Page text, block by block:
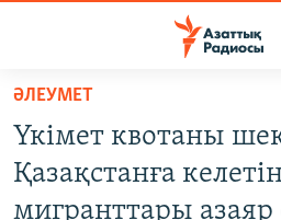
Skip
main
content
ӘЛЕУМЕТ
Үкімет квотаны
Қазақстанға
мигранттары азаяр